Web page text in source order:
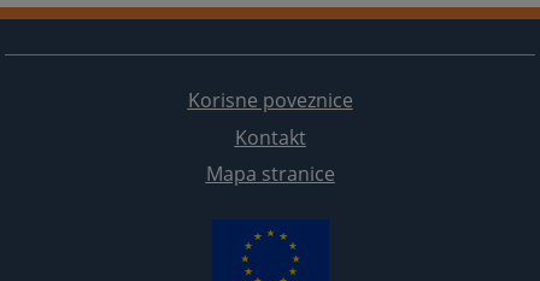
Korisne poveznice
Kontakt
Mapa stranice